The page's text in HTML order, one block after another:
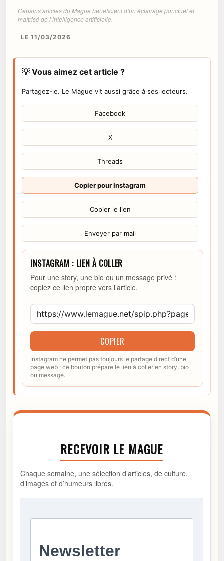
Certains articles du Mague bénéficient d’un éclairage ponctuel et
maîtrisé de l’intelligence artificielle.
LE 11/03/2026
💡 Vous aimez cet article ?
Partagez-le. Le Mague vit aussi grâce à ses lecteurs.
Facebook
X
Threads
Copier pour Instagram
Copier le lien
Envoyer par mail
INSTAGRAM : LIEN À COLLER
Pour une story, une bio ou un message privé :
copiez ce lien propre vers l’article.
COPIER
Instagram ne permet pas toujours le partage direct d’une
page web : ce bouton prépare le lien à coller en story, bio
ou message.
RECEVOIR LE MAGUE
Chaque semaine, une sélection d’articles, de culture,
d’images et d’humeurs libres.